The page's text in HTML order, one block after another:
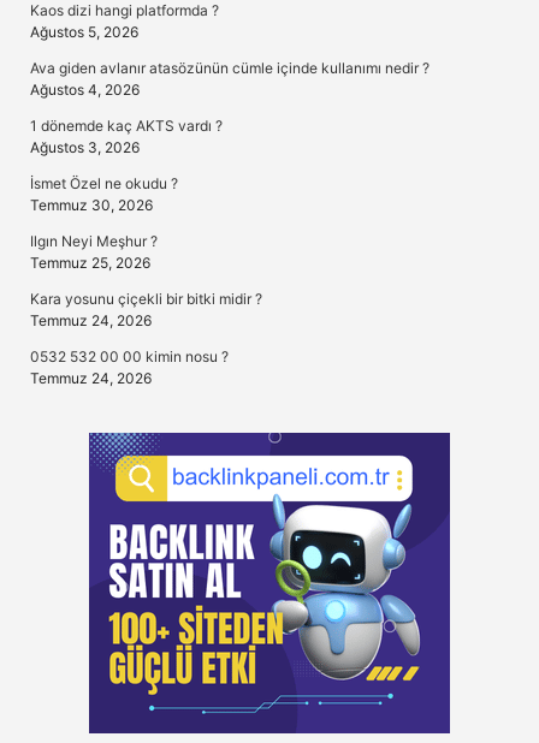
Kaos dizi hangi platformda ?
Ağustos 5, 2026
Ava giden avlanır atasözünün cümle içinde kullanımı nedir ?
Ağustos 4, 2026
1 dönemde kaç AKTS vardı ?
Ağustos 3, 2026
İsmet Özel ne okudu ?
Temmuz 30, 2026
Ilgın Neyi Meşhur ?
Temmuz 25, 2026
Kara yosunu çiçekli bir bitki midir ?
Temmuz 24, 2026
0532 532 00 00 kimin nosu ?
Temmuz 24, 2026